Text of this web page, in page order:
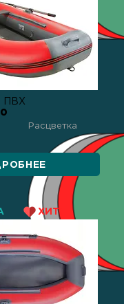
ПВХ
Расцветка
ХИТ!